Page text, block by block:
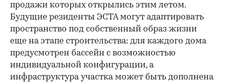
продажи которых открылись этим летом.
Будущие резиденты ЭСТА могут адаптировать
пространство под собственный образ жизни
еще на этапе строительства: для каждого дома
предусмотрен бассейн с возможностью
индивидуальной конфигурации, а
инфраструктура участка может быть дополнена